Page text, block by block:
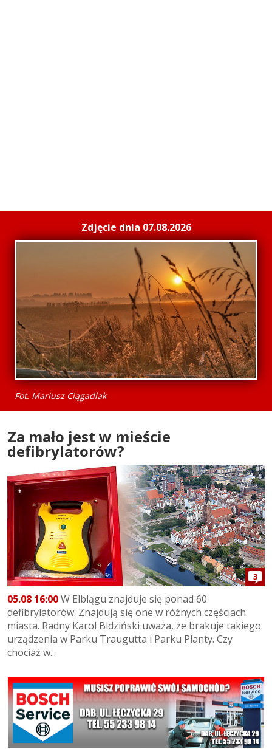
Zdjęcie dnia 07.08.2026
Fot. Mariusz Ciągadlak
Za mało jest w mieście
defibrylatorów?
3
05.08 16:00W Elblągu znajduje się ponad 60
defibrylatorów. Znajdują się one w różnych częściach
miasta. Radny Karol Bidziński uważa, że brakuje takiego
urządzenia w Parku Traugutta i Parku Planty. Czy
chociaż w...